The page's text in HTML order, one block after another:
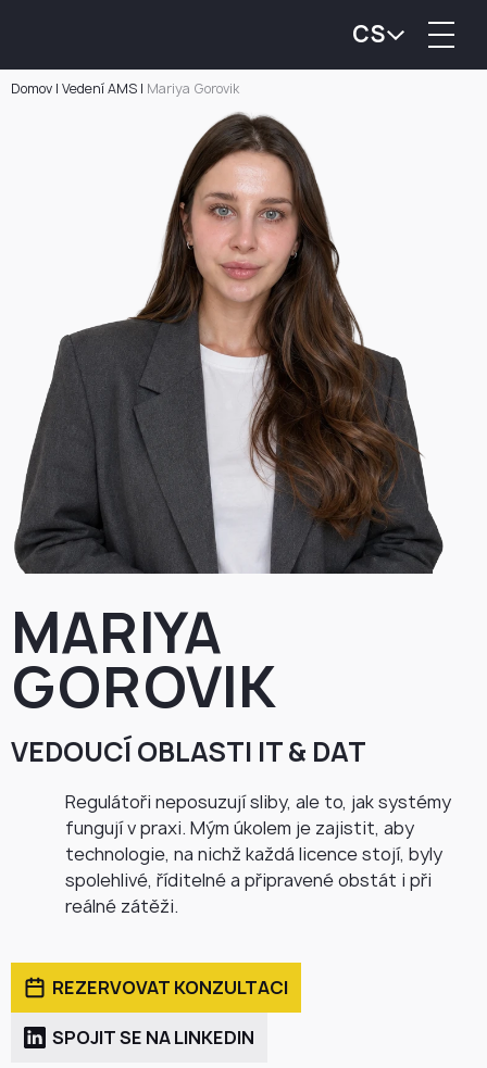
CS
Domov | Vedení AMS | Mariya Gorovik
MARIYA
GOROVIK
VEDOUCÍ OBLASTI IT & DAT
Regulátoři neposuzují sliby, ale to, jak systémy
fungují v praxi. Mým úkolem je zajistit, aby
technologie, na nichž každá licence stojí, byly
spolehlivé, říditelné a připravené obstát i při
reálné zátěži.
REZERVOVAT KONZULTACI
SPOJIT SE NA LINKEDIN